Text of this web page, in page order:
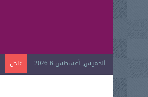
الخميس, أغسطس 6 2026 عاجل